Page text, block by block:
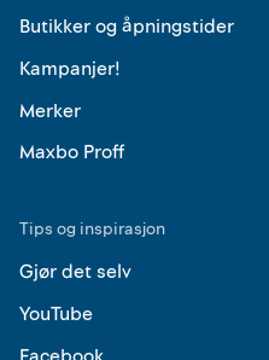
Butikker og åpningstider
Kampanjer!
Merker
Maxbo Proff
Tips og inspirasjon
Gjør det selv
YouTube